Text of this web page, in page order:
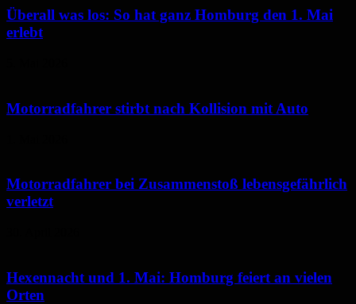
Überall was los: So hat ganz Homburg den 1. Mai
erlebt
Motorradfahrer stirbt nach Kollision mit Auto
Motorradfahrer bei Zusammenstoß lebensgefährlich
verletzt
Hexennacht und 1. Mai: Homburg feiert an vielen
Orten